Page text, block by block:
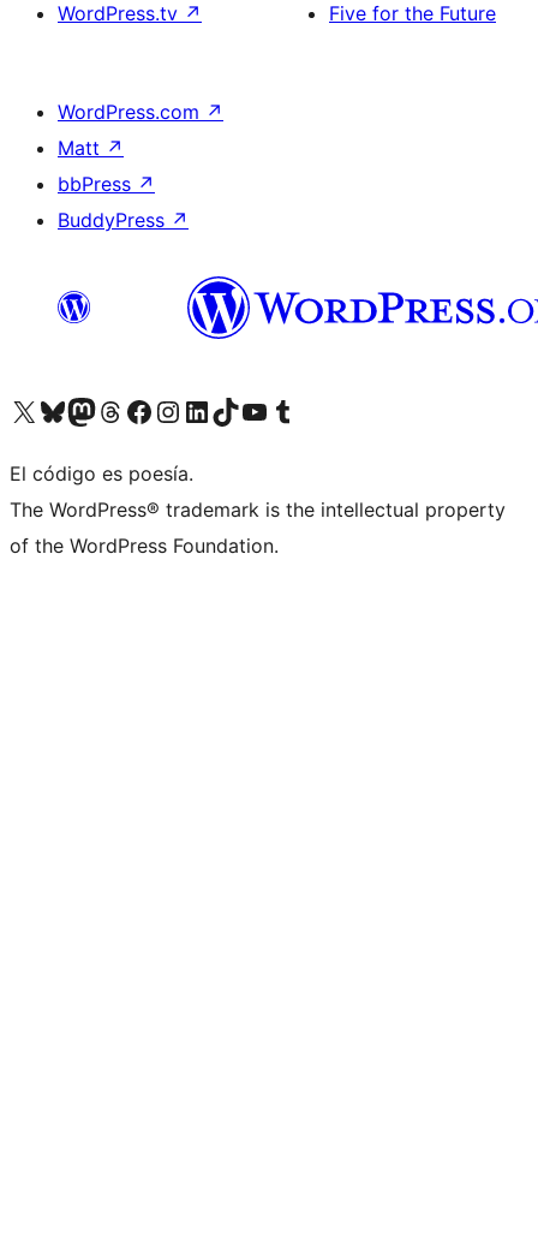
WordPress.tv ↗
Five for the Future
WordPress.com ↗
Matt ↗
bbPress ↗
BuddyPress ↗
Visita nuestra cuenta de X (anteriormente Twitter)
Visita nuestra cuenta de Bluesky
Visita nuestra cuenta de Mastodon
Visita nuestra cuenta de Threads
Visita nuestra página de Facebook
Visita nuestra cuenta de Instagram
Visita nuestra cuenta de LinkedIn
Visita nuestra cuenta de TikTok
Visita nuestro canal de YouTube
Visita nuestra cuenta de Tumblr
El código es poesía.
The WordPress® trademark is the intellectual property
of the WordPress Foundation.